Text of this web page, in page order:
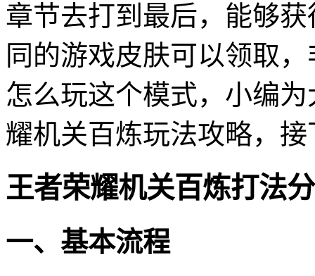
章节去打到最后，能够
同的游戏皮肤可以领取
怎么玩这个模式，小编
耀机关百炼玩法攻略，
王者荣耀机关百炼打法
一、基本流程